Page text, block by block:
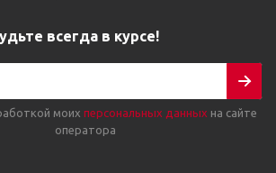
всегда в курсе!
моих персональных данных на сайте
оператора